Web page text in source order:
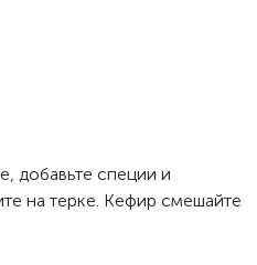
добавьте специи и
на терке. Кефир смешайте